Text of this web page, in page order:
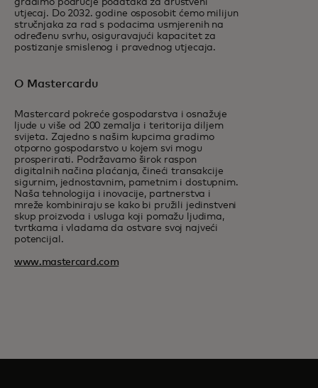
gradimo područje podataka za društveni
utjecaj. Do 2032. godine osposobit ćemo milijun
stručnjaka za rad s podacima usmjerenih na
određenu svrhu, osiguravajući kapacitet za
postizanje smislenog i pravednog utjecaja.
O Mastercardu
Mastercard pokreće gospodarstva i osnažuje
ljude u više od 200 zemalja i teritorija diljem
svijeta. Zajedno s našim kupcima gradimo
otporno gospodarstvo u kojem svi mogu
prosperirati. Podržavamo širok raspon
digitalnih načina plaćanja, čineći transakcije
sigurnim, jednostavnim, pametnim i dostupnim.
Naša tehnologija i inovacije, partnerstva i
mreže kombiniraju se kako bi pružili jedinstveni
skup proizvoda i usluga koji pomažu ljudima,
tvrtkama i vladama da ostvare svoj najveći
potencijal.
www.mastercard.com